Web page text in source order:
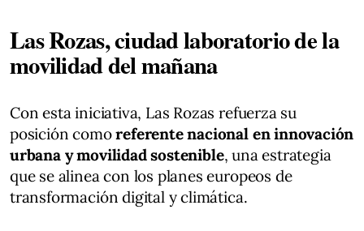
Las Rozas, ciudad laboratorio de la
movilidad del mañana
Con esta iniciativa, Las Rozas refuerza su
posición comoreferente nacional en innovación
urbana y movilidad sostenible, una estrategia
que se alinea con los planes europeos de
transformación digital y climática.